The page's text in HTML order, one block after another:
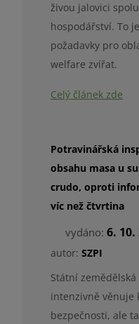
živou jalovici
hospodářství. To
požadavky pro
welfare zvířat.
Celý článek zde
Potravinářská
obsahu masa u
crudo, oproti
víc než čtvrtina
vydáno: 6. 10.
autor: SZPI
Státní
intenzivně věnuje
bezpečnosti, ale